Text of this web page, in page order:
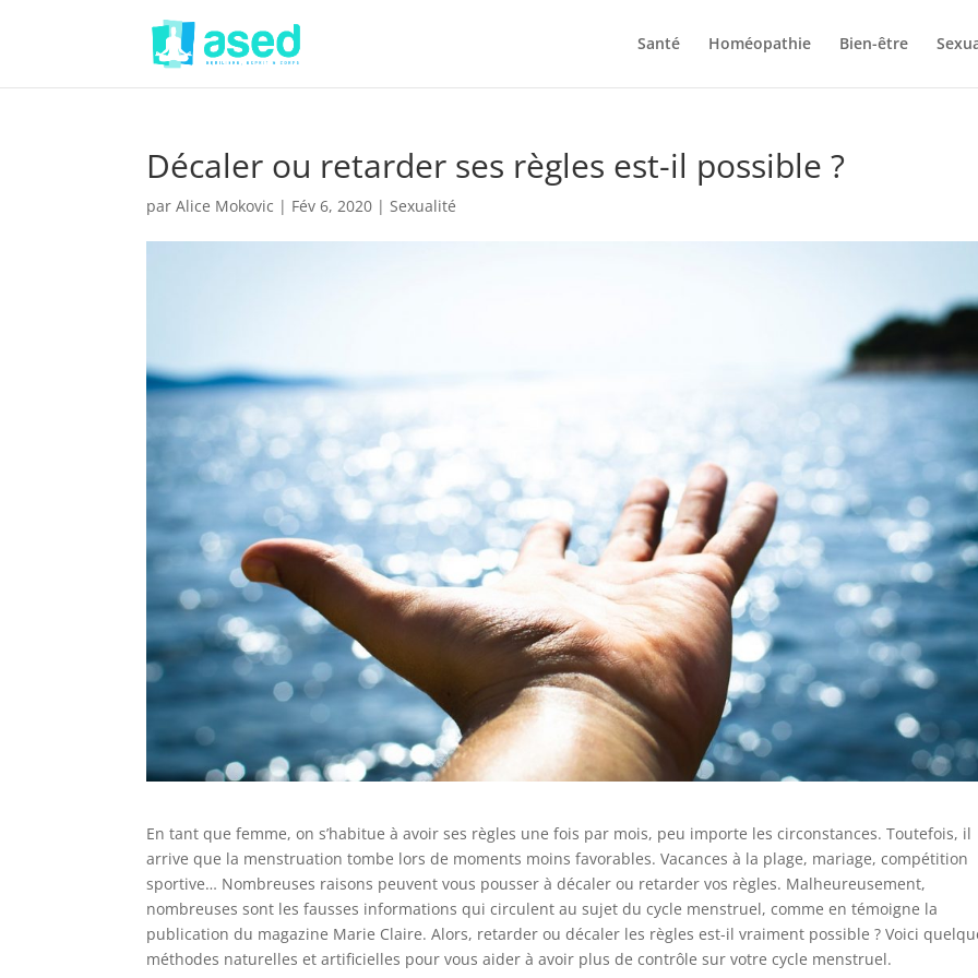
Santé Homéopathie Bien-être
Décaler ou retarder ses règles est-il possible ?
parAlice Mokovic | Fév 6, 2020 |Sexualité
En tant que femme, on s’habitue à avoir ses règles une fois par mois, peu importe les circonstances. Toutefois, il
arrive que la menstruation tombe lors de moments moins favorables. Vacances à la plage, mariage, compétition
sportive… Nombreuses raisons peuvent vous pousser à décaler ou retarder vos règles. Malheureusement,
nombreuses sont les fausses informations qui circulent au sujet du cycle menstruel, comme en témoigne la
publication du magazine Marie Claire. Alors, retarder ou décaler les règles est-il vraiment possible ? Voici
méthodes naturelles et artificielles pour vous aider à avoir plus de contrôle sur votre cycle menstruel.